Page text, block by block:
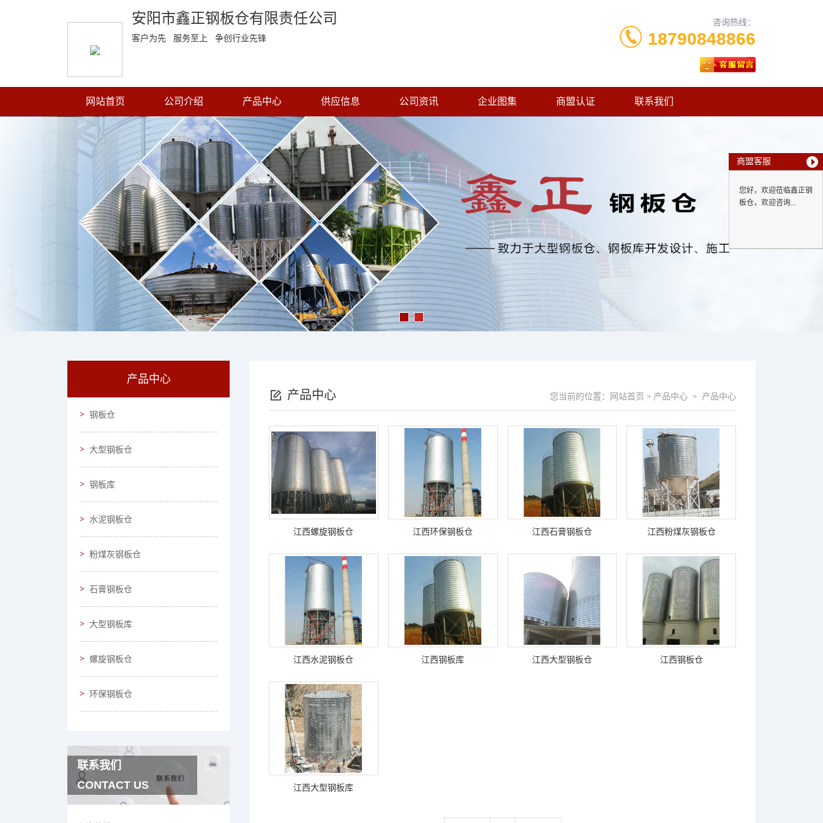
安阳市鑫正钢板仓有限责任公司
客户为先 服务至上 争创行业先锋
咨询热线：
18790848866
网站首页 公司介绍 产品中心 供应信息 公司资讯 企业图集 商盟认证 联系我们
产品中心
钢板仓
大型钢板仓
钢板库
水泥钢板仓
粉煤灰钢板仓
石膏钢板仓
大型钢板库
螺旋钢板仓
环保钢板仓
联系我们
CONTACT US
产品中心 您当前的位置： 网站首页 > 产品中心 > 产品中心
江西螺旋钢板仓 江西环保钢板仓 江西石膏钢板仓 江西粉煤灰钢板仓
江西水泥钢板仓 江西钢板库 江西大型钢板仓 江西钢板仓
江西大型钢板库
商盟客服
您好，欢迎莅临鑫正钢
板仓，欢迎咨询...